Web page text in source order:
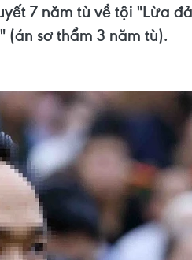
7 năm tù về tội "Lừa
sơ thẩm 3 năm tù).